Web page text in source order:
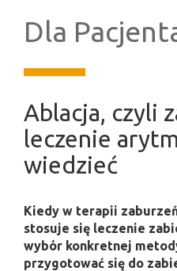
Dla
Ablacja, czyli
leczenie
wiedzieć
Kiedy w terapii
stosuje się leczenie
wybór konkretnej
przygotować się do